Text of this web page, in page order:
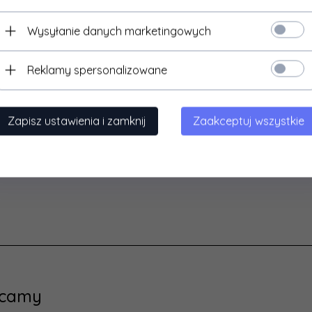
Rozmiar 26- 16,00cm
Rozmiar 27-16,50cm
Rozmiar 28-17,20cm
Rozmiar 29-18,00cm
Rozmiar 30- 18,50cm
Rozmiar 31- 19,50cm
24 godzin
Raweks
zapięcia:
produktu
Oddychająca podeszwa.
Produkt polski.
Wysyłanie danych marketingowych
Reklamy spersonalizowane
Zapisz ustawienia i zamknij Zaakceptuj wszystkie